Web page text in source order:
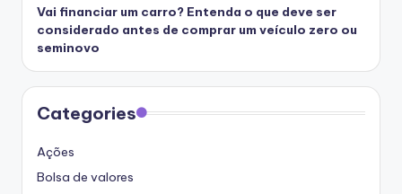
Vai financiar um carro? Entenda o que deve ser
considerado antes de comprar um veículo zero ou
seminovo
Categories
Ações
Bolsa de valores